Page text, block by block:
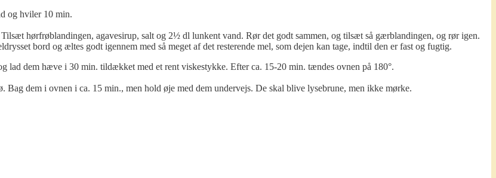
og hviler 10 min.
hørfrøblandingen, agavesirup, salt og 2½ dl lunkent vand. Rør det godt sammen, og tilsæt så gærblandingen, og rør igen.
bord og æltes godt igennem med så meget af det resterende mel, som dejen kan tage, indtil den er fast og fugtig.
lad dem hæve i 30 min. tildækket med et rent viskestykke. Efter ca. 15-20 min. tændes ovnen på 180°.
dem i ovnen i ca. 15 min., men hold øje med dem undervejs. De skal blive lysebrune, men ikke mørke.